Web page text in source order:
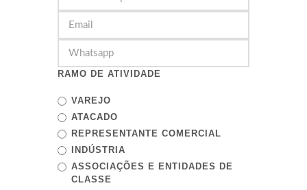
RAMO DE ATIVIDADE
VAREJO
ATACADO
REPRESENTANTE COMERCIAL
INDÚSTRIA
ASSOCIAÇÕES E ENTIDADES DE
CLASSE